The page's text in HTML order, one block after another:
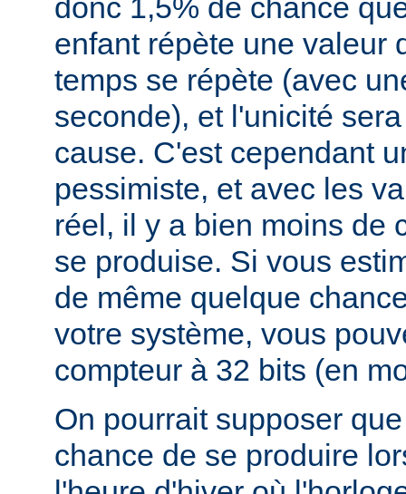
donc 1,5% de chance
enfant répète une valeur
temps se répète (avec
seconde), et l'unicité
cause. C'est cependant
pessimiste, et avec les
réel, il y a bien moins de
se produise. Si vous
de même quelque
votre système, vous
compteur à 32 bits (en
On pourrait supposer
chance de se produire